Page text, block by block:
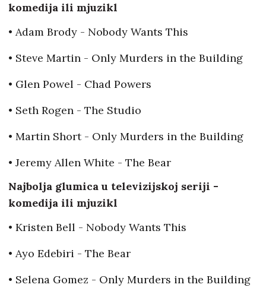
komedija ili mjuzikl
• Adam Brody - Nobody Wants This
• Steve Martin - Only Murders in the Building
• Glen Powel - Chad Powers
• Seth Rogen - The Studio
• Martin Short - Only Murders in the Building
• Jeremy Allen White - The Bear
Najbolja glumica u televizijskoj seriji -
komedija ili mjuzikl
• Kristen Bell - Nobody Wants This
• Ayo Edebiri - The Bear
• Selena Gomez - Only Murders in the Building